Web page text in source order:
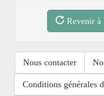
Revenir à
Nous contacter
Conditions générales